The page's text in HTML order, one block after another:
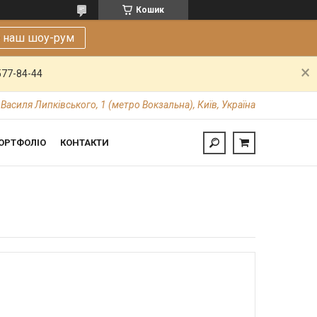
Кошик
наш шоу-рум
84-44
Липківського, 1 (метро Вокзальна), Київ, Україна
КОНТАКТИ